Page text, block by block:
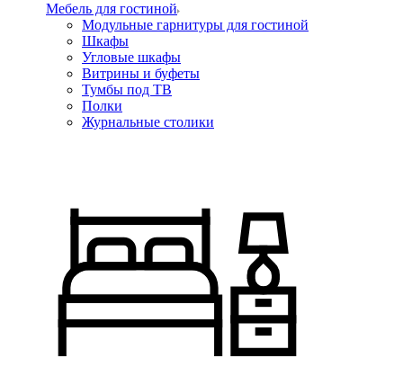
Мебель для гостиной
Модульные гарнитуры для гостиной
Шкафы
Угловые шкафы
Витрины и буфеты
Тумбы под ТВ
Полки
Журнальные столики